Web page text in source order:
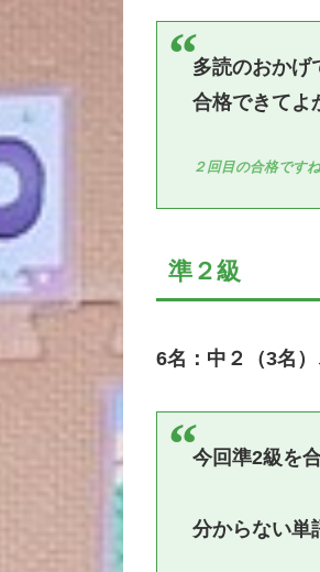
多読のおかげ
合格できてよ
２回目の合格です
準２級
6名：中２（3名）
今回準2級を
分からない単